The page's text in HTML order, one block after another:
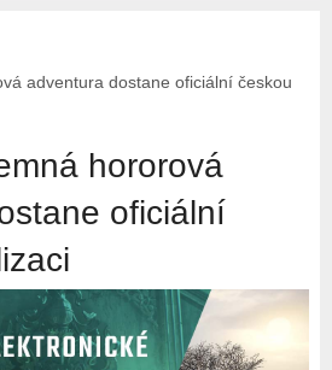
adventura dostane oficiální českou
hororová
oficiální